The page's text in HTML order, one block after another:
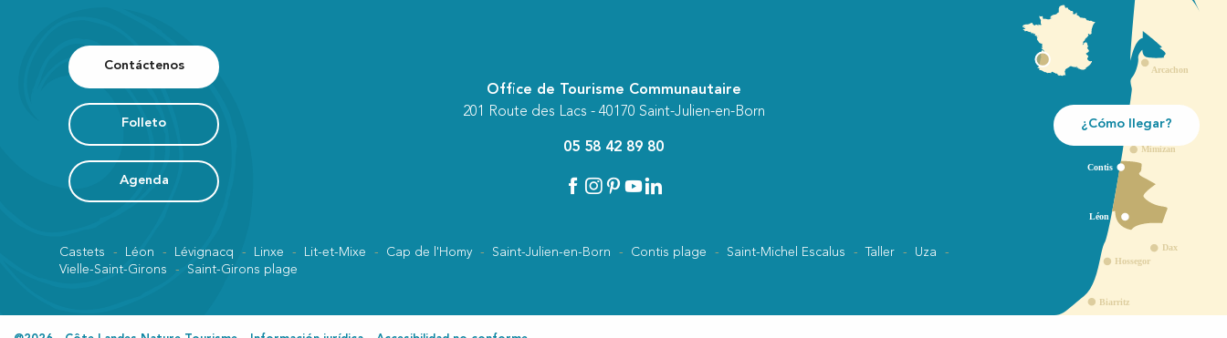
Contáctenos
Folleto
Agenda
Office de Tourisme Communautaire
201 Route des Lacs - 40170 Saint-Julien-en-Born
05 58 42 89 80
¿Cómo llegar?
Castets Léon Lévignacq Linxe Lit-et-Mixe Cap de l'Homy Saint-Julien-en-Born Contis plage Saint-Michel Escalus Taller
Uza
Vielle-Saint-Girons
Saint-Girons plage